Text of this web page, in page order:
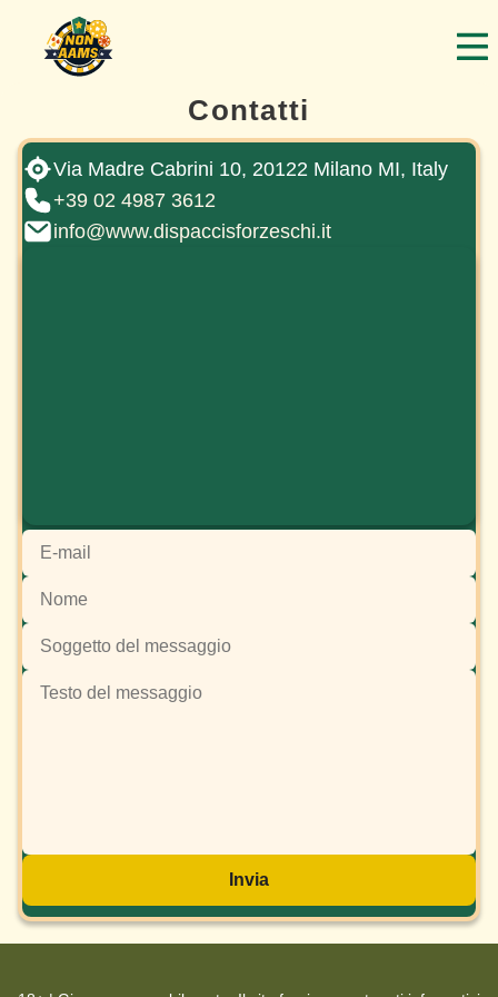
Contatti
Via Madre Cabrini 10, 20122 Milano MI, Italy
+39 02 4987 3612
info@www.dispaccisforzeschi.it
Invia